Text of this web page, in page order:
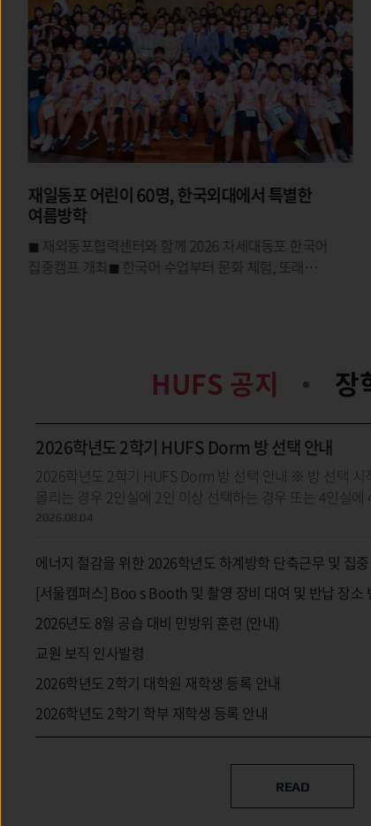
미네르바대학, ‘사회봉사 교과목 우수보고서
시상식’ 개최
우리 대학 미네르바대학(학장 전학선)은 지난 7월 15일
서울캠퍼스 미네르바대학 학장실에서 2026학년도 1학기
HUFS 공지
2026학년도 2학기 HUFS Dorm 방 선택 안내
2026학년도 2학기 HUFS Dorm 방 선택 안내 ※ 방 선택 시
몰리는 경우 2인실에 2인 이상 선택하는 경우 또는 4인실에
2026.08.04
에너지 절감을 위한 2026학년도 하계방학 단축근무 및 집
시행 안내문
[서울캠퍼스] Boo s Booth 및 촬영 장비 대여 및 반납 장소
(8/6~)
2026년도 8월 공습 대비 민방위 훈련 (안내)
교원 보직 인사발령
2026학년도 2학기 대학원 재학생 등록 안내
2026학년도 2학기 학부 재학생 등록 안내
READ
장